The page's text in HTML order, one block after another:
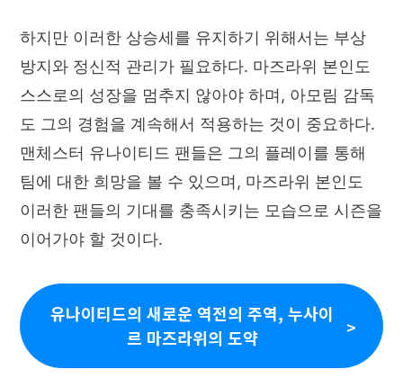
하지만 이러한 상승세를 유지하기 위해서는 부상
방지와 정신적 관리가 필요하다. 마즈라위 본인도
스스로의 성장을 멈추지 않아야 하며, 아모림 감독
도 그의 경험을 계속해서 적용하는 것이 중요하다.
맨체스터 유나이티드 팬들은 그의 플레이를 통해
팀에 대한 희망을 볼 수 있으며, 마즈라위 본인도
이러한 팬들의 기대를 충족시키는 모습으로 시즌을
이어가야 할 것이다.
유나이티드의 새로운 역전의 주역, 누사이
르 마즈라위의 도약